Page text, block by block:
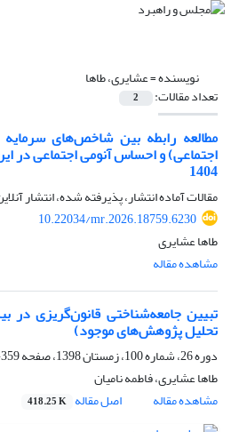
نویسنده =عشایری، طاها
تعداد مقالات: 2
مطالعه رابطه بین شاخص‌های
1404
مقالات آماده انتشار، پذیرفته شده، انتشار
10.22034/mr.2026.18759.6230
طاها عشایری
مشاهده مقاله
تبیین جامعه‌شناختی قانون‌گریزی در
تحلیل پژوهش‌های موجود)
دوره 26، شماره 100، زمستان 1398، صفحه
359-385
طاها عشایری، فاطمه نامیان
مشاهده مقاله
اصل مقاله 418.25 K